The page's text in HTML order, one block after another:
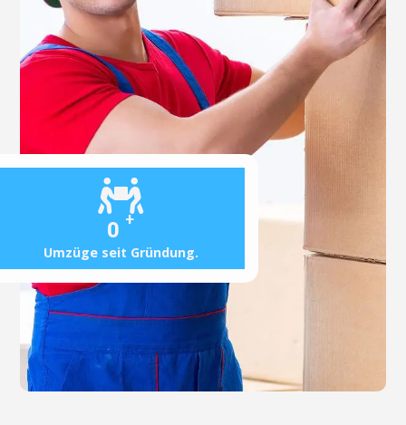
0 +
Umzüge seit Gründung.